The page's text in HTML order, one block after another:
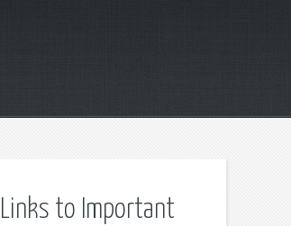
Links to Important